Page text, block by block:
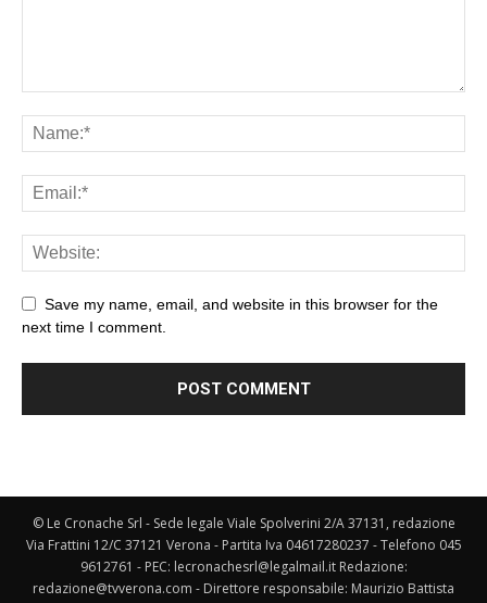
Save my name, email, and website in this browser for the
next time I comment.
© Le Cronache Srl - Sede legale Viale Spolverini 2/A 37131, redazione
Via Frattini 12/C 37121 Verona - Partita Iva 04617280237 - Telefono 045
9612761 - PEC: lecronachesrl@legalmail.it Redazione:
redazione@tvverona.com - Direttore responsabile: Maurizio Battista